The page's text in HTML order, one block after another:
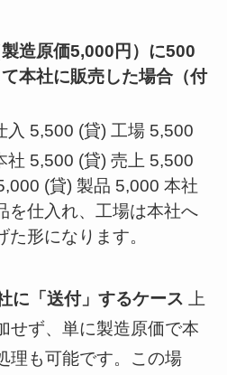
造原価5,000円）に500
本社に販売した場合（付
入 5,500 (貸) 工場 5,500
社 5,500 (貸) 売上 5,500
(貸) 製品 5,000 本社
を仕入れ、工場は本社へ
た形になります。
に「送付」するケース 上
せず、単に製造原価で本
理も可能です。この場